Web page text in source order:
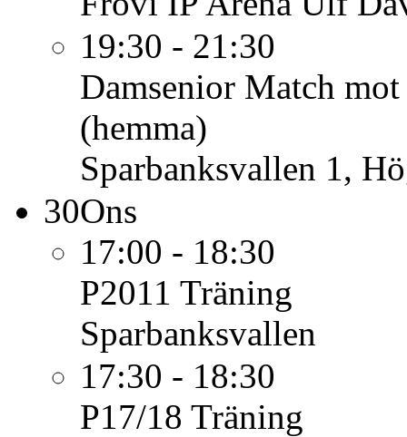
19:30 - 21:30
Damsenior Match
(hemma)
Sparbanksvallen 1,
30Ons
17:00 - 18:30
P2011 Träning
Sparbanksvallen
17:30 - 18:30
P17/18 Träning